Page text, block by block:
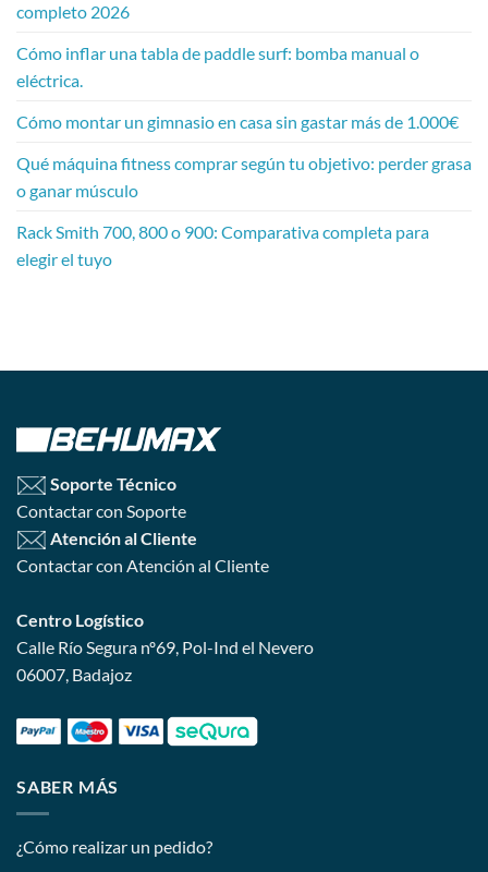
completo 2026
Cómo inflar una tabla de paddle surf: bomba manual o
eléctrica.
Cómo montar un gimnasio en casa sin gastar más de 1.000€
Qué máquina fitness comprar según tu objetivo: perder grasa
o ganar músculo
Rack Smith 700, 800 o 900: Comparativa completa para
elegir el tuyo
Soporte Técnico
Contactar con Soporte
Atención al Cliente
Contactar con Atención al Cliente
Centro Logístico
Calle Río Segura nº69, Pol-Ind el Nevero
06007, Badajoz
SABER MÁS
¿Cómo realizar un pedido?